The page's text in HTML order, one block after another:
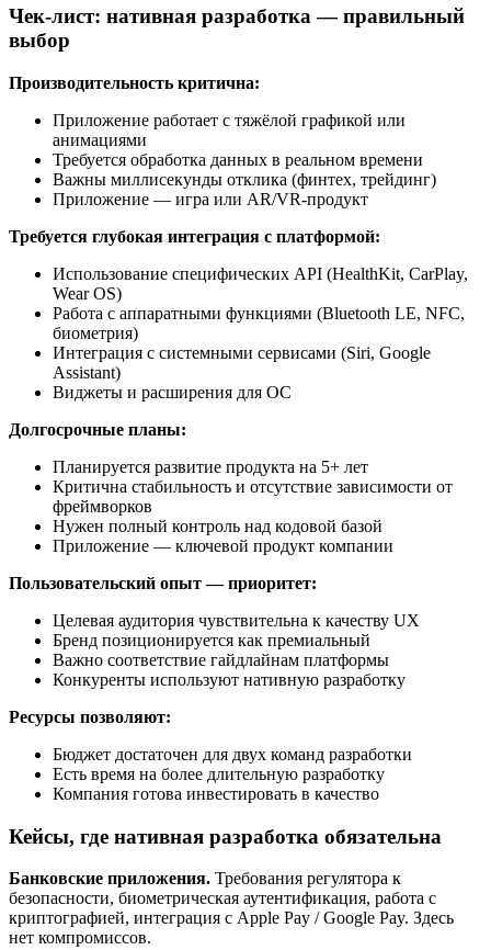
Чек-лист: нативная разработка — правильный
выбор
Производительность критична:
Приложение работает с тяжёлой графикой или
анимациями
Требуется обработка данных в реальном времени
Важны миллисекунды отклика (финтех, трейдинг)
Приложение — игра или AR/VR-продукт
Требуется глубокая интеграция с платформой:
Использование специфических API (HealthKit, CarPlay,
Wear OS)
Работа с аппаратными функциями (Bluetooth LE, NFC,
биометрия)
Интеграция с системными сервисами (Siri, Google
Assistant)
Виджеты и расширения для ОС
Долгосрочные планы:
Планируется развитие продукта на 5+ лет
Критична стабильность и отсутствие зависимости от
фреймворков
Нужен полный контроль над кодовой базой
Приложение — ключевой продукт компании
Пользовательский опыт — приоритет:
Целевая аудитория чувствительна к качеству UX
Бренд позиционируется как премиальный
Важно соответствие гайдлайнам платформы
Конкуренты используют нативную разработку
Ресурсы позволяют:
Бюджет достаточен для двух команд разработки
Есть время на более длительную разработку
Компания готова инвестировать в качество
Кейсы, где нативная разработка обязательна
Банковские приложения. Требования регулятора к
безопасности, биометрическая аутентификация, работа с
криптографией, интеграция с Apple Pay / Google Pay. Здесь
нет компромиссов.